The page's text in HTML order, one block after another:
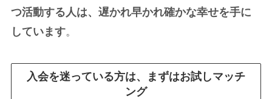
つ活動する人は、遅かれ早かれ確かな幸せを手に
しています。
入会を迷っている方は、まずはお試しマッチ
ング